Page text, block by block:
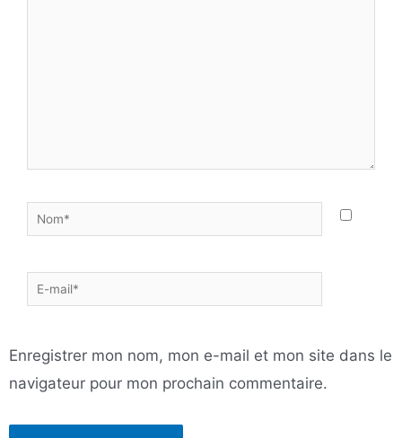
Nom*
E-
mail*
Enregistrer mon nom, mon e-mail et mon site dans le
navigateur pour mon prochain commentaire.